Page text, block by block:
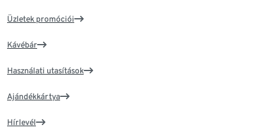
Üzletek promóciói
Kávébár
Használati utasítások
Ajándékkártya
Hírlevél